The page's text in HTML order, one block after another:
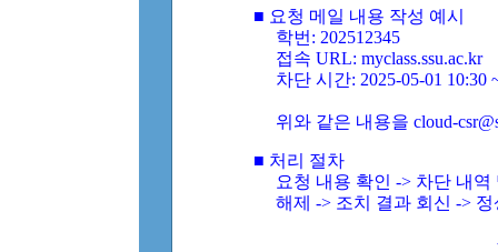
■ 요청 메일 내용 작성 예시
학번: 202512345
접속 URL: myclass.ssu.ac.kr
차단 시간: 2025-05-01 10:30
위와 같은 내용을 cloud-
■ 처리 절차
요청 내용 확인 -> 차단 내
해제 -> 조치 결과 회신 ->